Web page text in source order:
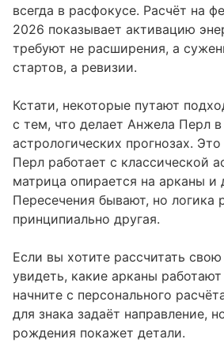
всегда в расфокусе. Расчёт на
2026 показывает активацию
требуют не расширения, а
стартов, а ревизии.
Кстати, некоторые путают
с тем, что делает Анжела Перл в
астрологических прогнозах.
Перл работает с классической
матрица опирается на арканы и
Пересечения бывают, но логика
принципиально другая.
Если вы хотите рассчитать
увидеть, какие арканы
начните с персонального
для знака задаёт направление,
рождения покажет детали.